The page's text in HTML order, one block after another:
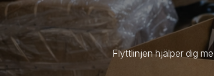
Flyttlinjen hjälper dig